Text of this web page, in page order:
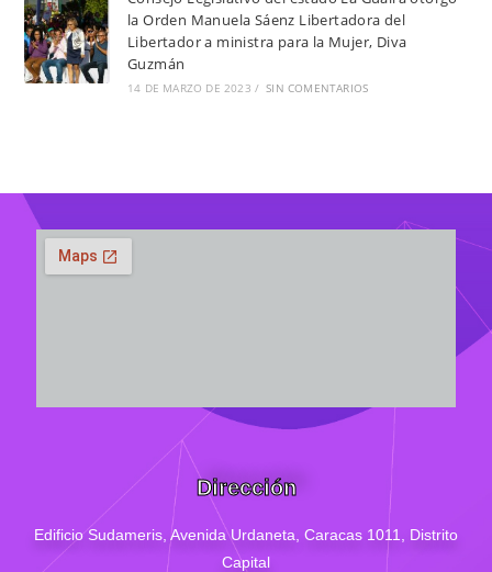
la Orden Manuela Sáenz Libertadora del
Libertador a ministra para la Mujer, Diva
Guzmán
14 DE MARZO DE 2023 / SIN COMENTARIOS
Dirección
Edificio Sudameris, Avenida Urdaneta, Caracas 1011, Distrito
Capital